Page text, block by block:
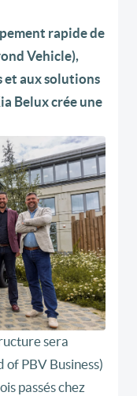
rapide de
Vehicle),
et aux solutions
Belux crée une
sera
of PBV Business)
passés chez